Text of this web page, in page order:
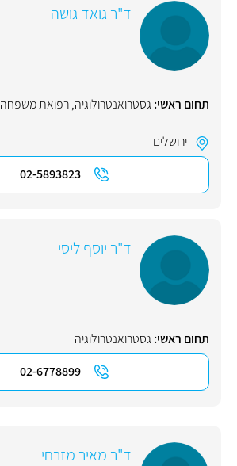
ד"ר גואד גושה
תחום ראשי: גסטרואנטרולוגיה,רפואת משפחה
ירושלים
02-5893823
ד"ר יוסף ליסי
תחום ראשי: גסטרואנטרולוגיה
02-6778899
ד"ר מאיר מזרחי